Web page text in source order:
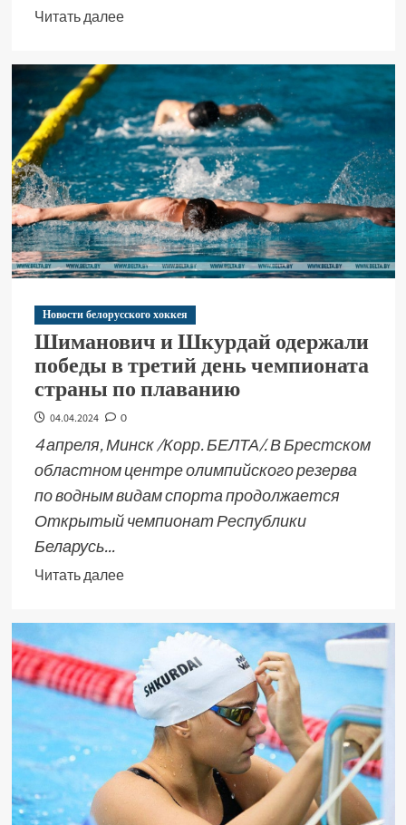
Читать далее
Новости белорусского хоккея
Шиманович и Шкурдай одержали
победы в третий день чемпионата
страны по плаванию
04.04.2024 0
4 апреля, Минск /Корр. БЕЛТА/. В Брестском
областном центре олимпийского резерва
по водным видам спорта продолжается
Открытый чемпионат Республики
Беларусь...
Читать далее